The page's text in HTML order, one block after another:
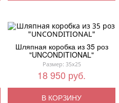
Шляпная коробка из 35 роз
"UNCONDITIONAL"
Размер: 35x25
18 950 руб.
В КОРЗИНУ